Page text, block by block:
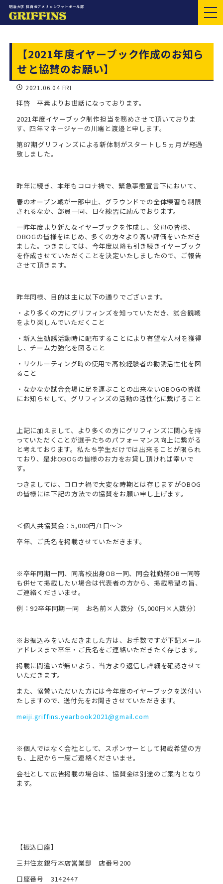
明治大学 体育会アメリカンフットボール部
【2021年度イヤーブック作成のお知ら
せと協賛のお願い】
2021.06.04 FRI
拝啓 平素よりお世話になっております。
2021年度イヤーブック制作担当を務めさせて頂いておりま
す、四年マネージャーの川端と渡邉と申します。
第87期グリフィンズによる新体制がスタートし５ヵ月が経過
致しました。
昨年に続き、本年もコロナ禍で、緊急事態宣言下において、
春のオープン戦が一部中止、グラウンドでの全体練習も制限
されるなか、部員一同、日々練習に励んでおります。
一昨年度より新たなイヤーブックを作成し、父母の皆様、
OBOGの皆様をはじめ、多くの方々より高い評価をいただき
ました。つきましては、今年度以降も引き続きイヤーブック
を作成させていただくことを決定いたしましたので、ご報告
させて頂きます。
昨年同様、目的は主に以下の通りでございます。
・より多くの方にグリフィンズを知っていただき、試合観戦
をより楽しんでいただくこと
・新入生勧誘活動時に配布することにより有望な人材を獲得
し、チーム力強化を図ること
・リクルーティング時の使用で高校経験者の勧誘活性化を図
ること
・なかなか試合会場に足を運ぶことの出来ないOBOGの皆様
にお知らせして、グリフィンズの活動の活性化に繋げること
上記に加えまして、より多くの方にグリフィンズに関心を持
っていただくことが選手たちのパフォーマンス向上に繋がる
と考えております。私たち学生だけでは出来ることが限られ
ており、是非OBOGの皆様のお力をお貸し頂ければ幸いで
す。
つきましては、コロナ禍で大変な時期とは存じますがOBOG
の皆様には下記の方法での協賛をお願い申し上げます。
＜個人共協賛金：5,000円/1口〜＞
卒年、ご氏名を掲載させていただきます。
※卒年同期一同、同高校出身OB一同、同会社勤務OB一同等
も併せて掲載したい場合は代表者の方から、掲載希望の旨、
ご連絡くださいませ。
例：92卒年同期一同 お名前×人数分（5,000円×人数分）
※お振込みをいただきました方は、お手数ですが下記メール
アドレスまで卒年・ご氏名をご連絡いただきたく存じます。
掲載に間違いが無いよう、当方より返信し詳細を確認させて
いただきます。
また、協賛いただいた方には今年度のイヤーブックを送付い
たしますので、送付先をお聞きさせていただきます。
meiji.griffins.yearbook2021@gmail.com
※個人ではなく会社として、スポンサーとして掲載希望の方
も、上記から一度ご連絡くださいませ。
会社として広告掲載の場合は、協賛金は別途のご案内となり
ます。
【振込口座】
三井住友銀行本店営業部 店番号200
口座番号 3142447